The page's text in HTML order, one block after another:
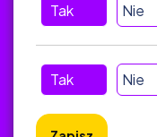
Tak Nie
Tak Nie